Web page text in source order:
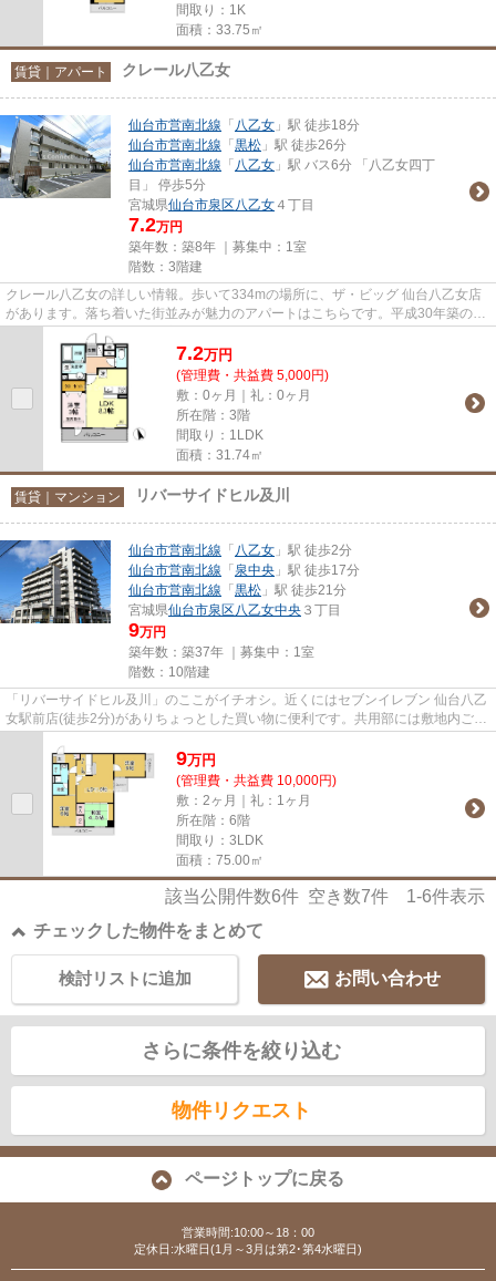
間取り：1K
面積：33.75㎡
賃貸｜アパート クレール八乙女
仙台市営南北線 「 八乙女 」駅 徒歩18分
仙台市営南北線 「 黒松 」駅 徒歩26分
仙台市営南北線 「 八乙女 」駅 バス6分 「八乙女四丁
目」 停歩5分
宮城県仙台市泉区八乙女 ４丁目
7.2万円
築年数：築8年 ｜募集中： 1室
階数：3階建
クレール八乙女の詳しい情報。歩いて334mの場所に、ザ・ビッグ 仙台八乙女店
があります。落ち着いた街並みが魅力のアパートはこちらです。平成30年築の物
件となっており、きれいな室内...
7.2万円
(管理費・共益費 5,000円)
敷：0ヶ月｜礼：0ヶ月
所在階：3階
間取り：1LDK
面積：31.74㎡
賃貸｜マンション リバーサイドヒル及川
仙台市営南北線 「 八乙女 」駅 徒歩2分
仙台市営南北線 「 泉中央 」駅 徒歩17分
仙台市営南北線 「 黒松 」駅 徒歩21分
宮城県仙台市泉区八乙女中央 ３丁目
9万円
築年数：築37年 ｜募集中： 1室
階数：10階建
「リバーサイドヒル及川」のここがイチオシ。近くにはセブンイレブン 仙台八乙
女駅前店(徒歩2分)がありちょっとした買い物に便利です。共用部には敷地内ごみ
9万円
(管理費・共益費 10,000円)
敷：2ヶ月｜礼：1ヶ月
所在階：6階
間取り：3LDK
面積：75.00㎡
該当公開件数6件 空き数7件 1-6件表示
チェックした物件をまとめて
お問い合わせ
検討リストに追加
さらに条件を絞り込む
物件リクエスト
ページトップに戻る
営業時間:10:00～18：00
定休日:水曜日(1月～3月は第2･第4水曜日)